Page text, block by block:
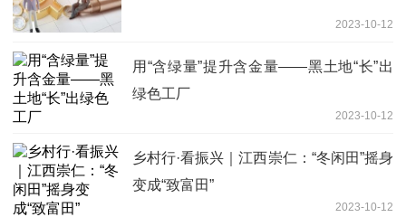
2023-10-12
用“含绿量”提升含金量——黑土地“长”出
绿色工厂
2023-10-12
乡村行·看振兴｜江西崇仁：“冬闲田”摇身
变成“致富田”
2023-10-12